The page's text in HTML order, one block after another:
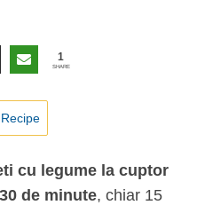
1
SHARE
de minute, chiar 15